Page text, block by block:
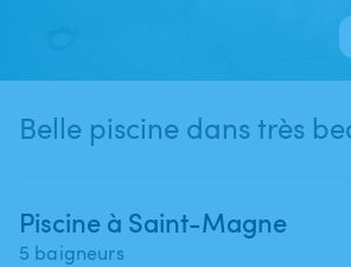
Belle piscine dans très
Piscine à Saint-Magne
5 baigneurs